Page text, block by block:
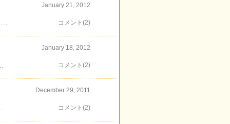
January 21, 2012
コメント(2)
January 18, 2012
コメント(2)
December 29, 2011
コメント(2)